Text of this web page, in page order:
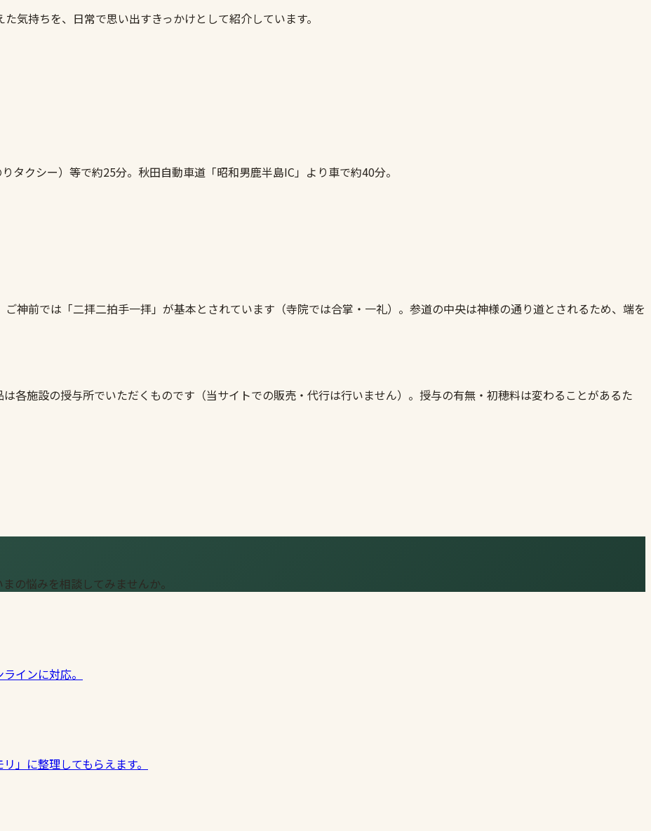
気持ちを、日常で思い出すきっかけとして紹介しています。
タクシー）等で約25分。秋田自動車道「昭和男鹿半島IC」より車で約40分。
神前では「二拝二拍手一拝」が基本とされています（寺院では合掌・一礼）。参道の中央は神様の通り道とされるため、端を
各施設の授与所でいただくものです（当サイトでの販売・代行は行いません）。授与の有無・初穂料は変わることがあるた
の悩みを相談してみませんか。
インに対応。
」に整理してもらえます。